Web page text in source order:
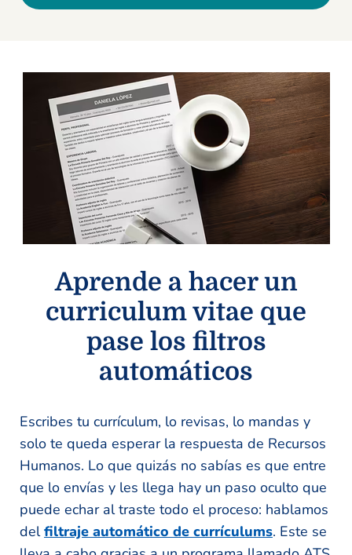
Aprende a hacer un
curriculum vitae que
pase los filtros
automáticos
Escribes tu currículum, lo revisas, lo mandas y
solo te queda esperar la respuesta de Recursos
Humanos. Lo que quizás no sabías es que entre
que lo envías y les llega hay un paso oculto que
puede echar al traste todo el proceso: hablamos
delfiltraje automático de currículums. Este se